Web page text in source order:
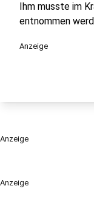
Anzeige
Ihm musste im
entnommen
Anzeige
Anzeige